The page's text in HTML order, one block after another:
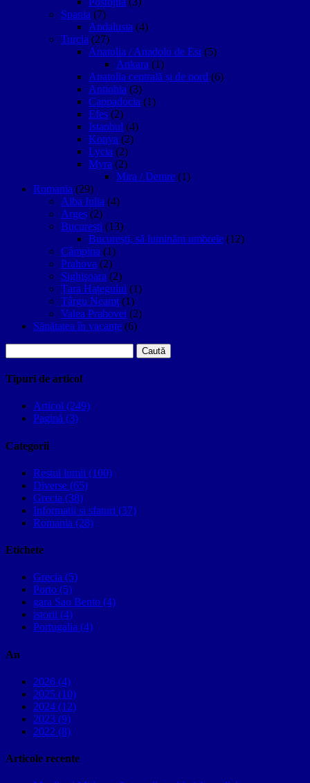
Spania (7)
Andalusia (4)
Turcia (27)
Anatolia / Anadolu de Est (5)
Ankara (1)
Anatolia centrală și de nord (6)
Antiohia (3)
Cappadocia (1)
Efes (2)
Istanbul (4)
Konya (2)
Lycia (2)
Myra (2)
Mira / Demre (1)
Romania (29)
Alba Iulia (4)
Argeș (2)
București (13)
București, să luminăm umbrele (12)
Câmpina (1)
Prahova (2)
Sighişoara (2)
Țara Hațegului (1)
Târgu Neamţ (1)
Valea Prahovei (2)
Sănătatea în vacanțe (6)
după:
Tipuri de articol
Articol (249)
Pagină (3)
Categorii
Restul lumii (100)
Diverse (65)
Grecia (38)
Informatii si sfaturi (37)
Romania (28)
Etichete
Grecia (5)
Porto (5)
gara Sao Bento (4)
istorii (4)
Portugalia (4)
An
2026 (4)
2025 (10)
2024 (12)
2023 (9)
2022 (8)
Articole recente